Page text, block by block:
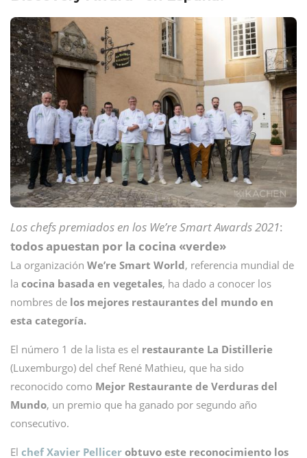
Los chefs premiados en los We’re Smart Awards 2021:
todos apuestan por la cocina «verde»
La organización We’re Smart World, referencia mundial de
la cocina basada en vegetales, ha dado a conocer los
nombres de los mejores restaurantes del mundo en
esta categoría.
El número 1 de la lista es el restaurante La Distillerie
(Luxemburgo) del chef René Mathieu, que ha sido
reconocido como Mejor Restaurante de Verduras del
Mundo, un premio que ha ganado por segundo año
consecutivo.
El chef Xavier Pellicer obtuvo este reconocimiento los